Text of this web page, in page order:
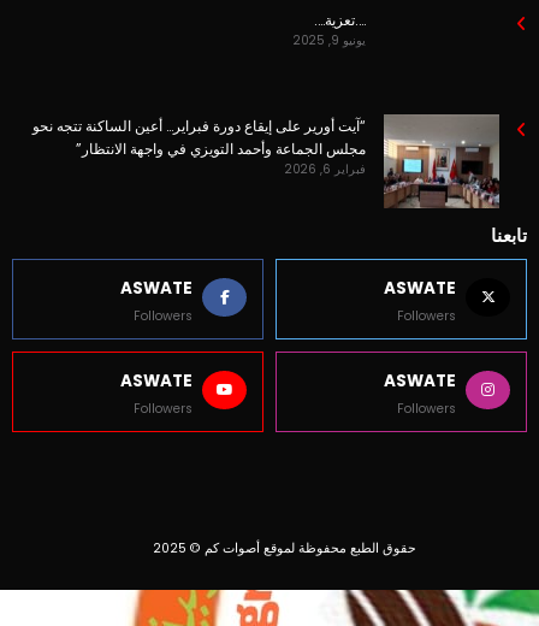
….تعزية….
يونيو 9, 2025
“آيت أورير على إيقاع دورة فبراير… أعين الساكنة تتجه نحو
مجلس الجماعة وأحمد التويزي في واجهة الانتظار”
فبراير 6, 2026
تابعنا
ASWATE
Followers
ASWATE
Followers
ASWATE
Followers
ASWATE
Followers
حقوق الطبع محفوظة لموقع أصوات كم © 2025